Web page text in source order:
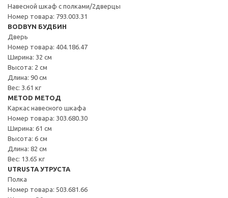
Навесной шкаф с полками/2дверцы
Номер товара: 793.003.31
BODBYN БУДБИН
Дверь
Номер товара: 404.186.47
Ширина: 32 см
Высота: 2 см
Длина: 90 см
Вес: 3.61 кг
METOD МЕТОД
Каркас навесного шкафа
Номер товара: 303.680.30
Ширина: 61 см
Высота: 6 см
Длина: 82 см
Вес: 13.65 кг
UTRUSTA УТРУСТА
Полка
Номер товара: 503.681.66